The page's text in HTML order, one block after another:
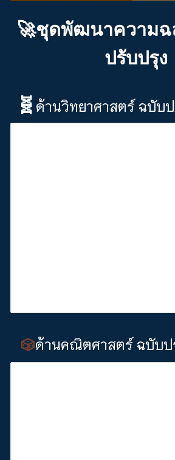
🚀ชุดพัฒนาความฉ
ปรับปรุง
🧬 ด้านวิทยาศาสตร์ ฉบับ
🎲ด้านคณิตศาสตร์ ฉบับป